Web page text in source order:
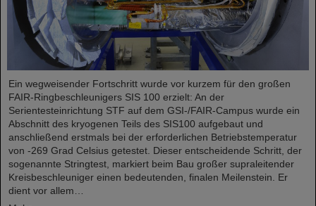
Ein wegweisender Fortschritt wurde vor kurzem für den großen
FAIR-Ringbeschleunigers SIS 100 erzielt: An der
Serientesteinrichtung STF auf dem GSI-/FAIR-Campus wurde ein
Abschnitt des kryogenen Teils des SIS100 aufgebaut und
anschließend erstmals bei der erforderlichen Betriebstemperatur
von -269 Grad Celsius getestet. Dieser entscheidende Schritt, der
sogenannte Stringtest, markiert beim Bau großer supraleitender
Kreisbeschleuniger einen bedeutenden, finalen Meilenstein. Er
dient vor allem…